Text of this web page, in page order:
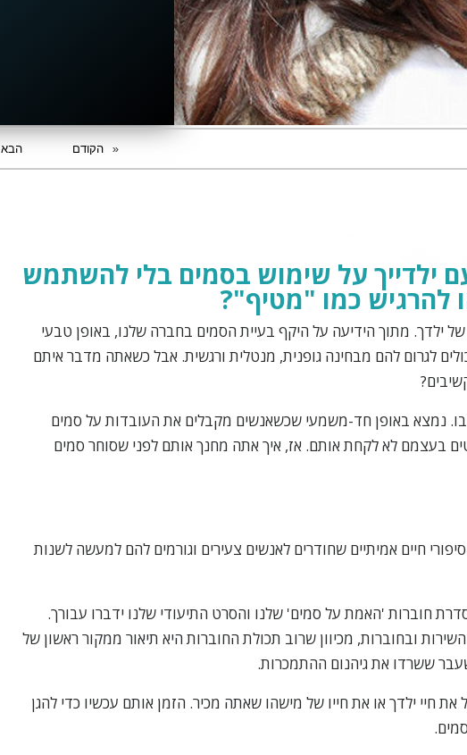
הבא הקודם
ילדייך על שימוש בסמים בלי להשתמש
להרגיש כמו "מטיף"?
של ילדך. מתוך הידיעה על היקף בעיית הסמים בחברה שלנו, באופן טבעי
לגרום להם מבחינה גופנית, מנטלית ורגשית. אבל כשאתה מדבר איתם
נמצא באופן חד-משמעי שכשאנשים מקבלים את העובדות על סמים
בעצמם לא לקחת אותם. אז, איך אתה מחנך אותם לפני שסוחר סמים
חיים אמיתיים שחודרים לאנשים צעירים וגורמים להם למעשה לשנות
חוברות 'האמת על סמים' שלנו והסרט התיעודי שלנו ידברו עבורך.
ובחוברות, מכיוון שרוב תכולת החוברות היא תיאור ממקור ראשון של
ששרדו את גיהנום ההתמכרות.
חיי ילדך או את חייו של מישהו שאתה מכיר. הזמן אותם עכשיו כדי להגן